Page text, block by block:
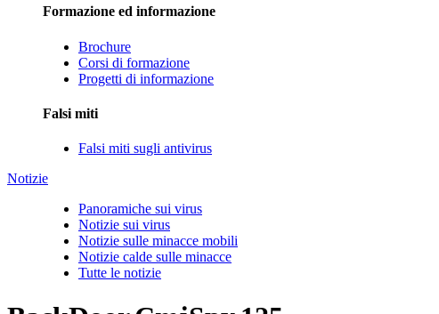
Formazione ed informazione
Brochure
Corsi di formazione
Progetti di informazione
Falsi miti
Falsi miti sugli antivirus
Notizie
Panoramiche sui virus
Notizie sui virus
Notizie sulle minacce mobili
Notizie calde sulle minacce
Tutte le notizie